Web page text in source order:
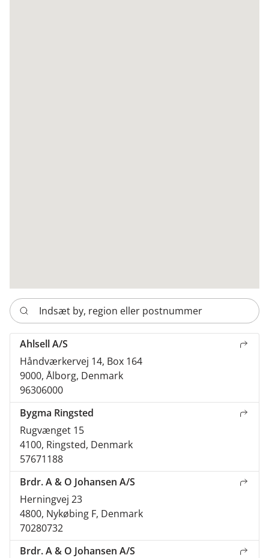
Ahlsell A/S
Håndværkervej 14, Box 164
9000, Ålborg, Denmark
96306000
Bygma Ringsted
Rugvænget 15
4100, Ringsted, Denmark
57671188
Brdr. A & O Johansen A/S
Herningvej 23
4800, Nykøbing F, Denmark
70280732
Brdr. A & O Johansen A/S